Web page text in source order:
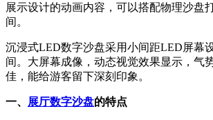
展示设计的动画内容，可以搭配物理沙盘
间。
沉浸式LED数字沙盘采用小间距LED屏幕
间。大屏幕成像，动态视觉效果显示，气
佳，能给游客留下深刻印象。
一、 展厅数字沙盘的特点